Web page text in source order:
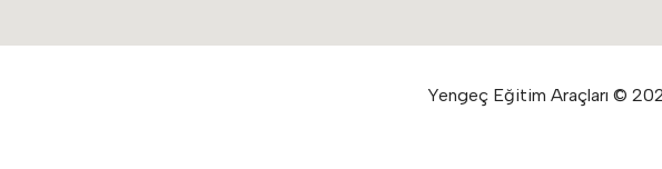
Yengeç Eğitim Araçları ©